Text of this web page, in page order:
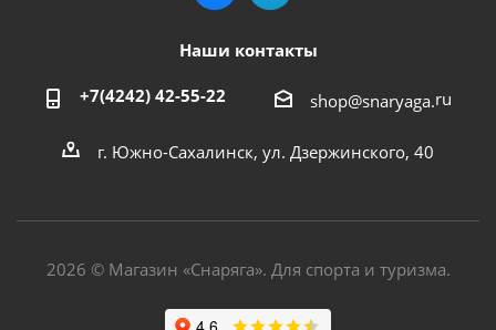
Наши контакты
+7(4242) 42-55-22 shop@snaryaga.ru
г. Южно-Сахалинск, ул. Дзержинского, 40
2026 © Магазин «Снаряга». Для спорта и туризма.